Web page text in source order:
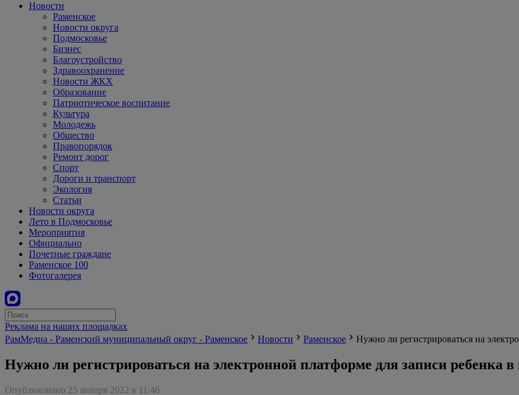
Новости
Раменское
Новости округа
Подмосковье
Бизнес
Благоустройство
Здравоохранение
Новости ЖКХ
Образование
Патриотическое воспитание
Культура
Молодежь
Общество
Правопорядок
Ремонт дорог
Спорт
Дороги и транспорт
Экология
Статьи
Новости округа
Лето в Подмосковье
Мероприятия
Официально
Почетные граждане
Раменское 100
Фотогалерея
Реклама на наших площадках
РамМедиа - Раменский муниципальный округ - Раменское
Новости Раменское Нужно ли регистрироваться на
Нужно ли регистрироваться на электронной платформе для записи ребенка
Опубликовано 25 января 2022 в 11:46